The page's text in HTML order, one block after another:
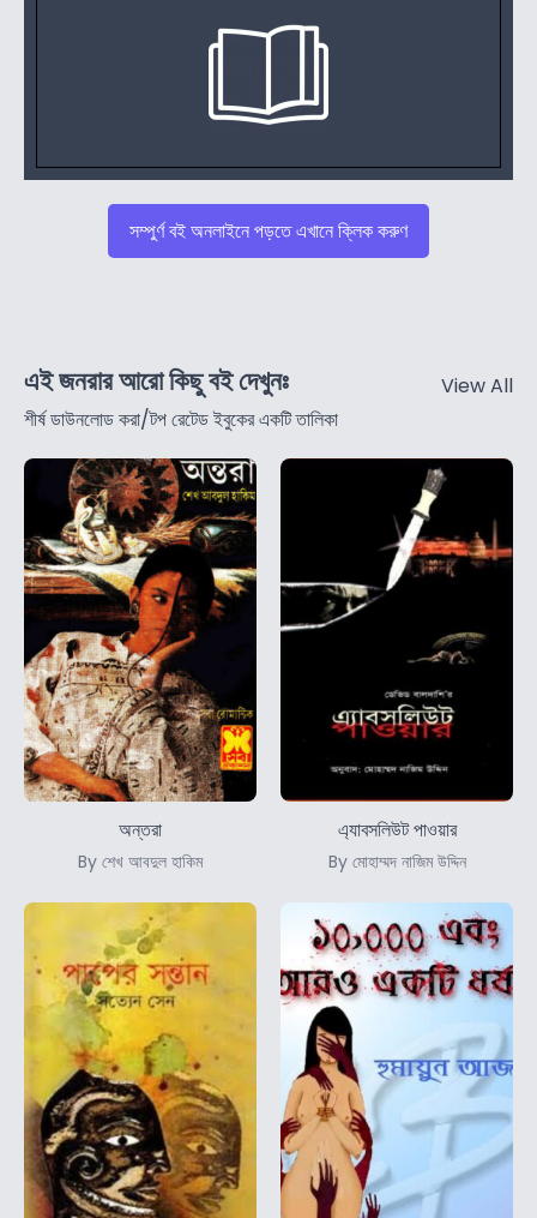
সম্পুর্ণ বই অনলাইনে পড়তে এখানে ক্লিক করুণ
এই জনরার আরো কিছু বই দেখুনঃ
শীর্ষ ডাউনলোড করা/টপ রেটেড ইবুকের একটি তালিকা
View All
অন্তরা
By শেখ আবদুল হাকিম
এ্যাবসলিউট পাওয়ার
By মোহাম্মদ নাজিম উদ্দিন